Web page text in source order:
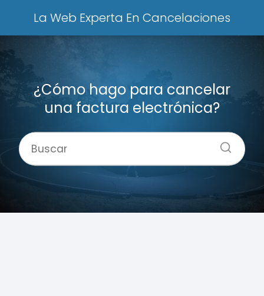
La Web Experta En Cancelaciones
¿Cómo hago para cancelar
una factura electrónica?